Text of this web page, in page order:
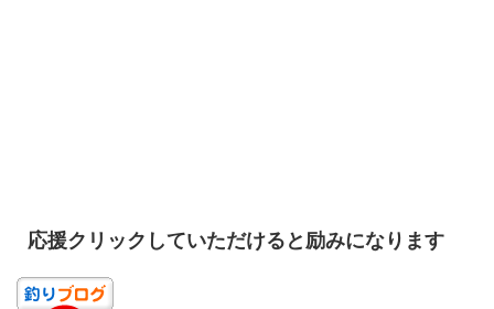
応援クリックしていただけると励みになります